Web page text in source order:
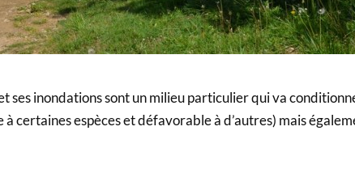
ses inondations sont un milieu particulier qui va
certaines espèces et défavorable à d’autres) mais